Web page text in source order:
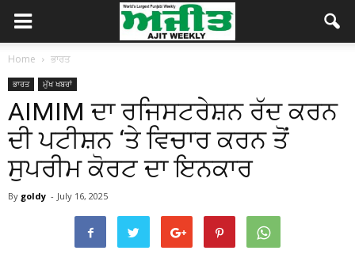
Home ਭਾਰਤ
ਭਾਰਤ ਮੁੱਖ ਖਬਰਾਂ
AIMIM ਦਾ ਰਜਿਸਟਰੇਸ਼ਨ ਰੱਦ ਕਰਨ
ਦੀ ਪਟੀਸ਼ਨ ‘ਤੇ ਵਿਚਾਰ ਕਰਨ ਤੋਂ
ਸੁਪਰੀਮ ਕੋਰਟ ਦਾ ਇਨਕਾਰ
By goldy - July 16, 2025